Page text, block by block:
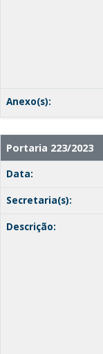
Anexo(s):
Portaria 223/2023
Data:
Secretaria(s):
Descrição: